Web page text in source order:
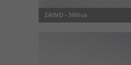
ZAINO - 500ico